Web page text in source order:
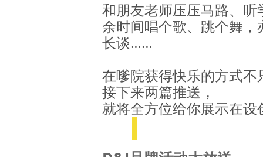
和朋友老师压压马路、
余时间唱个歌、跳个舞
长谈……
在嗲院获得快乐的方式
接下来两篇推送，
就将全方位给你展示在设